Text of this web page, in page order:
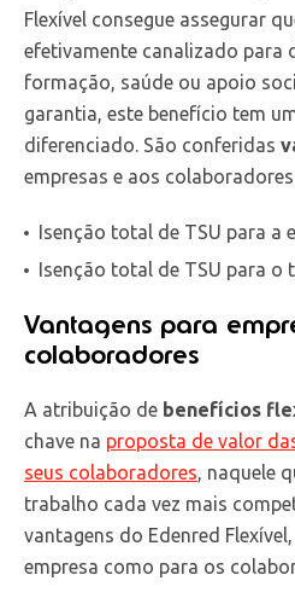
Flexível consegue assegurar
efetivamente canalizado para
formação, saúde ou apoio
garantia, este benefício tem
diferenciado. São conferidas
empresas e aos
Isenção total de TSU para a
Isenção total de TSU para o
Vantagens para
colaboradores
A atribuição de benefícios
chave na proposta de valor
seus colaboradores , naquele
trabalho cada vez mais
vantagens do Edenred
empresa como para os